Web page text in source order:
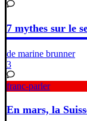
7 mythes sur le
de marine brunner
3
franc-parler
En mars, la